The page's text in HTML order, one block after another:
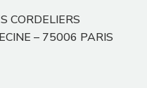
CORDELIERS
– 75006 PARIS